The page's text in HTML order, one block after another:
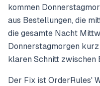
kommen
aus Bestellungen, die
die gesamte Nacht
Donnerstagmorgen
klaren Schnitt zwischen
Der Fix ist OrderRules'